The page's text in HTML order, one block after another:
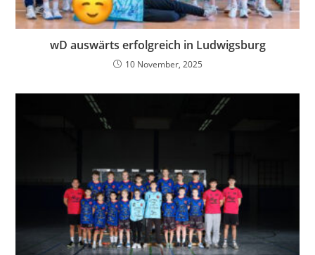
wD auswärts erfolgreich in Ludwigsburg
10 November, 2025